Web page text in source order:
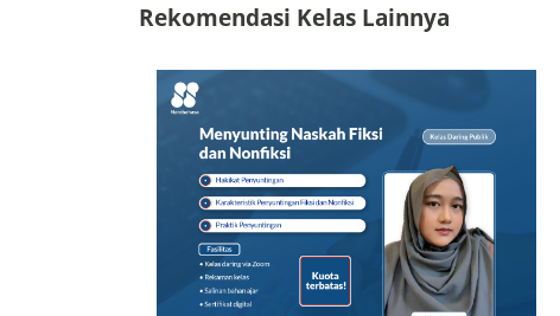
Rekomendasi Kelas Lainnya